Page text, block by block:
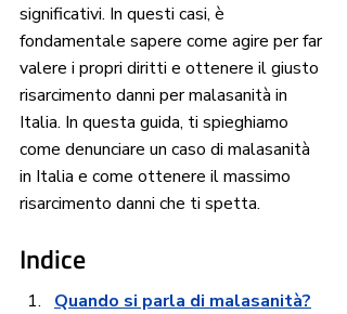
significativi. In questi casi, è
fondamentale sapere come agire per far
valere i propri diritti e ottenere il giusto
risarcimento danni per malasanità in
Italia. In questa guida, ti spieghiamo
come denunciare un caso di malasanità
in Italia e come ottenere il massimo
risarcimento danni che ti spetta.
Indice
Quando si parla di malasanità?